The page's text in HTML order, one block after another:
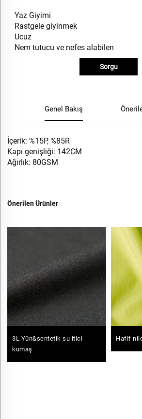
Yaz Giyimi
Rastgele giyinmek
Ucuz
Nem tutucu ve nefes alabilen
Sorgu
Genel Bakış
İçerik: %15P, %85R
Kapı genişliği: 142CM
Ağırlık: 80GSM
Önerilen Ürünler
3L Yün&sentetik su itici
kumaş
Hafif